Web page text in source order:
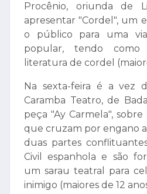
Procênio, oriunda de
apresentar "Cordel", um
o público para uma
popular, tendo
literatura de cordel
Na sexta-feira é a vez
Caramba Teatro, de
peça "Ay Carmela",
que cruzam por engano
duas partes
Civil espanhola e são
um sarau teatral para
inimigo (maiores de 12